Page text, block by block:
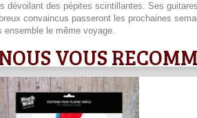
dévoilant des pépites scintillantes. Ses
convaincus passeront les prochaines
ensemble le même voyage.
VOUS